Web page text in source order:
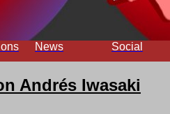
News Social
Andrés Iwasaki